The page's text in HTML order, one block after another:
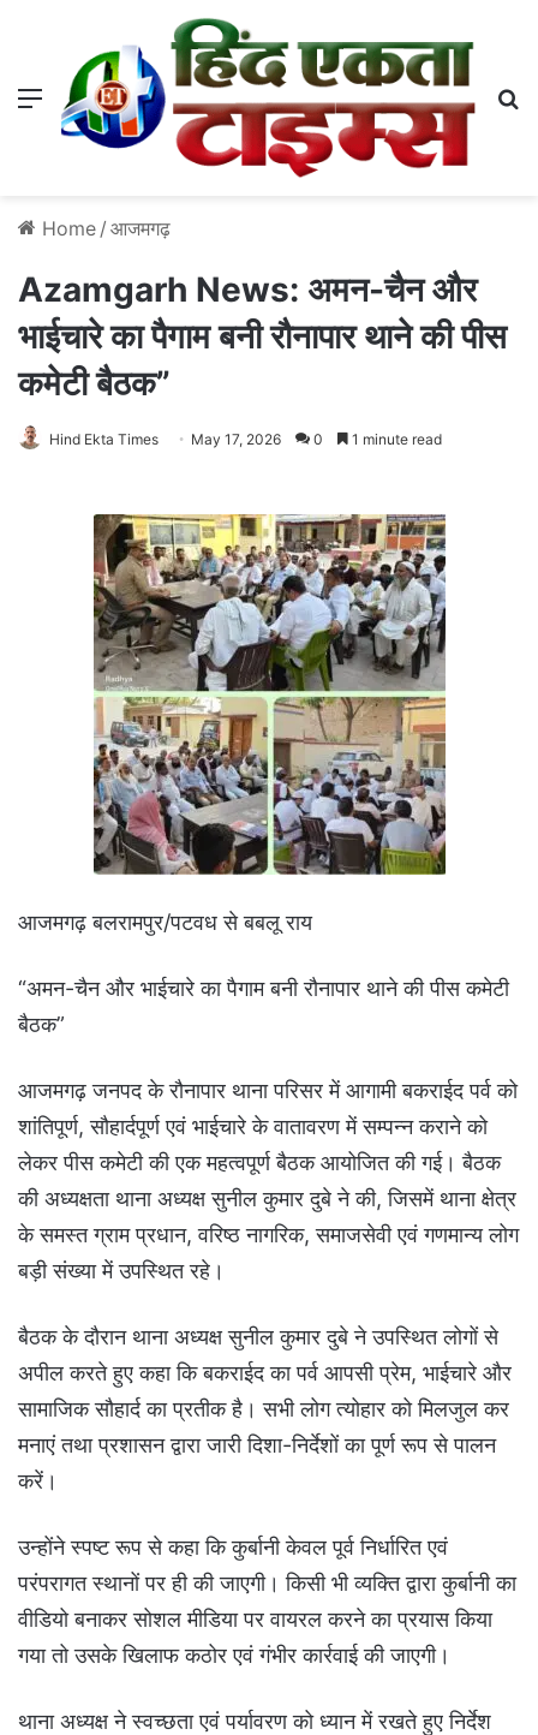
Menu
Home / आजमगढ़
Azamgarh News: अमन-चैन और
भाईचारे का पैगाम बनी रौनापार थाने की पीस
कमेटी बैठक”
Hind Ekta Times May 17, 2026 0 1 minute read
आजमगढ़ बलरामपुर/पटवध से बबलू राय
“अमन-चैन और भाईचारे का पैगाम बनी रौनापार थाने की पीस कमेटी
बैठक”
आजमगढ़ जनपद के रौनापार थाना परिसर में आगामी बकराईद पर्व को
शांतिपूर्ण, सौहार्दपूर्ण एवं भाईचारे के वातावरण में सम्पन्न कराने को
लेकर पीस कमेटी की एक महत्वपूर्ण बैठक आयोजित की गई। बैठक
की अध्यक्षता थाना अध्यक्ष सुनील कुमार दुबे ने की, जिसमें थाना क्षेत्र
के समस्त ग्राम प्रधान, वरिष्ठ नागरिक, समाजसेवी एवं गणमान्य लोग
बड़ी संख्या में उपस्थित रहे।
बैठक के दौरान थाना अध्यक्ष सुनील कुमार दुबे ने उपस्थित लोगों से
अपील करते हुए कहा कि बकराईद का पर्व आपसी प्रेम, भाईचारे और
सामाजिक सौहार्द का प्रतीक है। सभी लोग त्योहार को मिलजुल कर
मनाएं तथा प्रशासन द्वारा जारी दिशा-निर्देशों का पूर्ण रूप से पालन
करें।
उन्होंने स्पष्ट रूप से कहा कि कुर्बानी केवल पूर्व निर्धारित एवं
परंपरागत स्थानों पर ही की जाएगी। किसी भी व्यक्ति द्वारा कुर्बानी का
वीडियो बनाकर सोशल मीडिया पर वायरल करने का प्रयास किया
गया तो उसके खिलाफ कठोर एवं गंभीर कार्रवाई की जाएगी।
थाना अध्यक्ष ने स्वच्छता एवं पर्यावरण को ध्यान में रखते हुए निर्देश